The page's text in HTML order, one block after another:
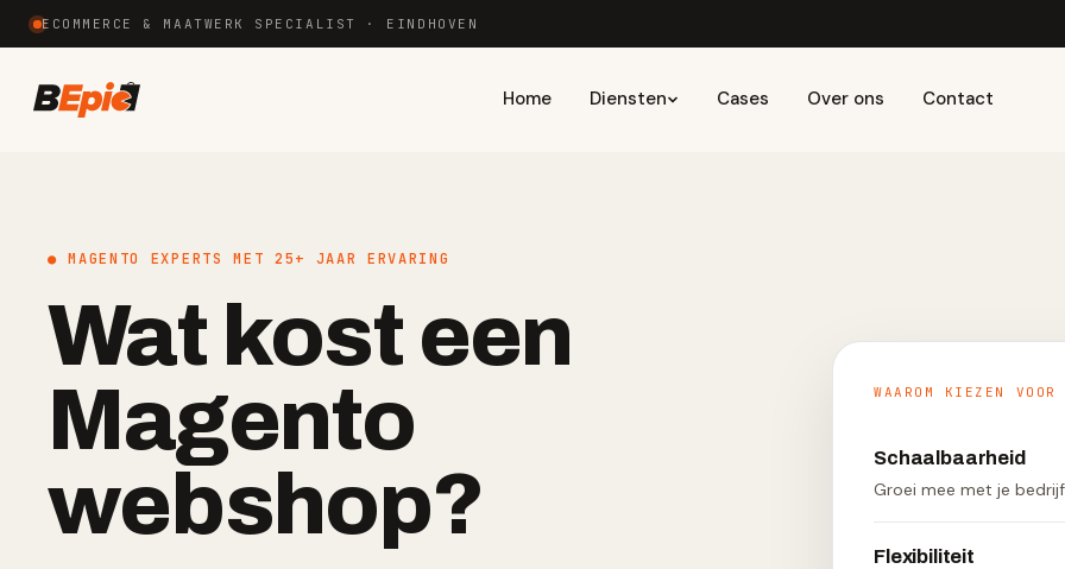
ECOMMERCE & MAATWERK SPECIALIST · EINDHOVEN
Home Diensten Cases Over ons Contact
● MAGENTO EXPERTS MET 25+ JAAR ERVARING
Wat kost een
Magento
webshop?
WAAROM KIEZEN VOOR
Schaalbaarheid
Groei mee met je
Flexibiliteit